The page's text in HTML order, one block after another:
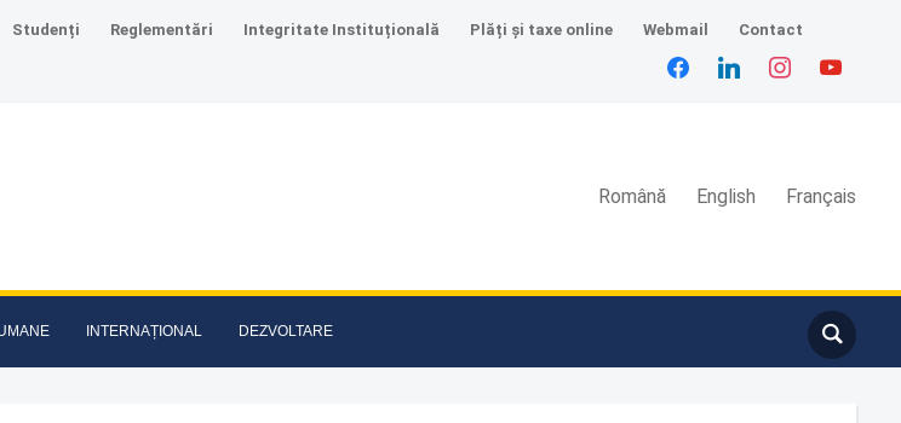
Studenți Reglementări Integritate Instituțională Plăți și taxe online Webmail Contact
Română English Français
INTERNAȚIONAL DEZVOLTARE